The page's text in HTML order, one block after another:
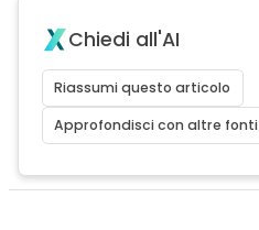
Chiedi all'AI
Riassumi questo articolo
Approfondisci con altre fonti